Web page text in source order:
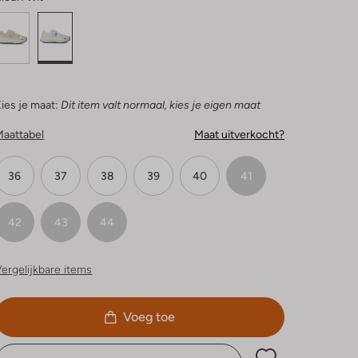
je maat: Dit item valt normaal, kies je eigen maat
Maat uitverkocht?
36 37 38 39 40 41
42 43 44
items
Voeg toe